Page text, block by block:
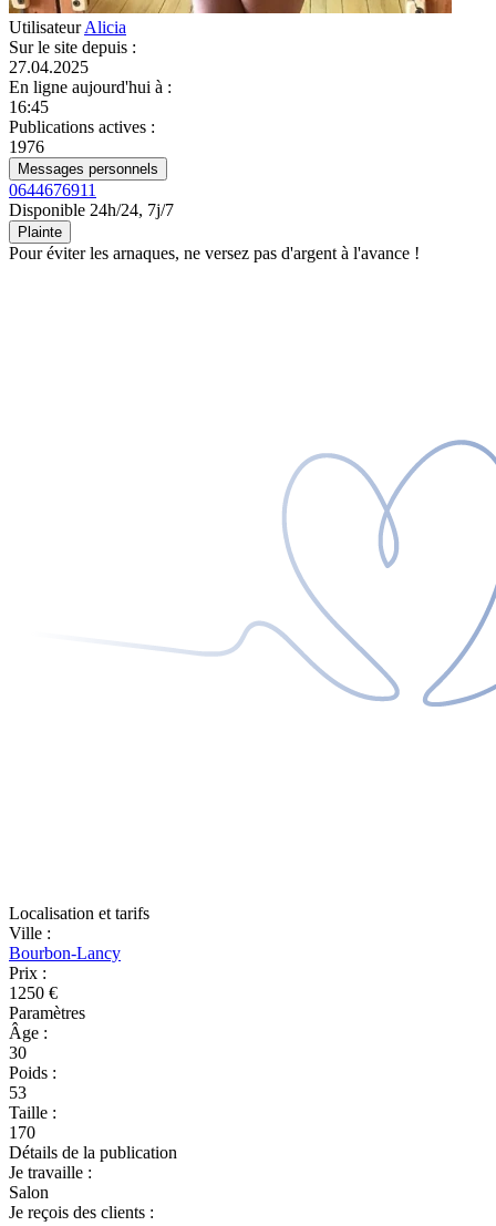
UtilisateurAlicia
Sur le site depuis :
27.04.2025
En ligne aujourd'hui à :
16:45
Publications actives :
1976
Messages personnels
0644676911
Disponible 24h/24, 7j/7
Plainte
Pour éviter les arnaques, ne versez pas d'argent à l'avance !
Localisation et tarifs
Ville :
Bourbon-Lancy
Prix :
1250 €
Paramètres
Âge :
30
Poids :
53
Taille :
170
Détails de la publication
Je travaille :
Salon
Je reçois des clients :